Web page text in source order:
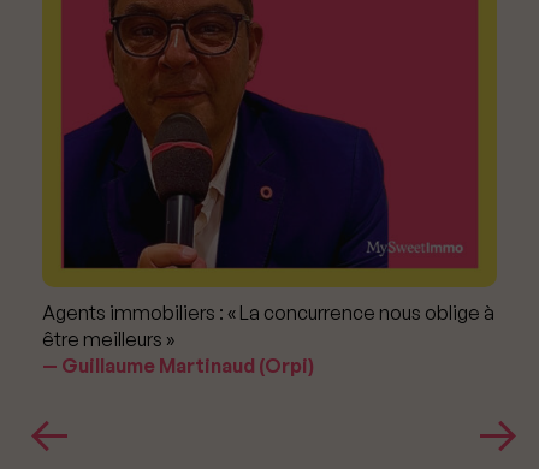
Agents immobiliers : « La concurrence nous oblige à
être meilleurs »
Guillaume Martinaud (Orpi)